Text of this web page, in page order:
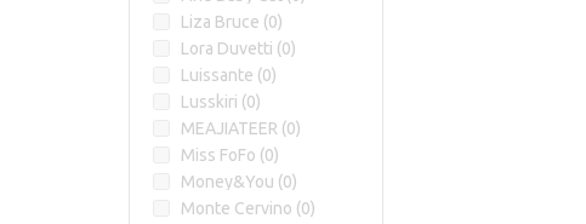
Liza Bruce (0)
Lora Duvetti (0)
Luissante (0)
Lusskiri (0)
MEAJIATEER (0)
Miss FoFo (0)
Money&You (0)
Monte Cervino (0)